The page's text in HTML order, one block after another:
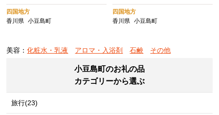
四国地方
香川県
小豆島町
四国地方
香川県 小豆島町
美容：化粧水・乳液 アロマ・入浴剤 石鹸 その他
小豆島町のお礼の品
カテゴリーから選ぶ
旅行(23)